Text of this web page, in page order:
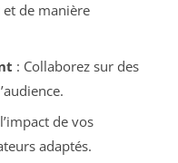
de manière
: Collaborez sur des
de vos
adaptés.